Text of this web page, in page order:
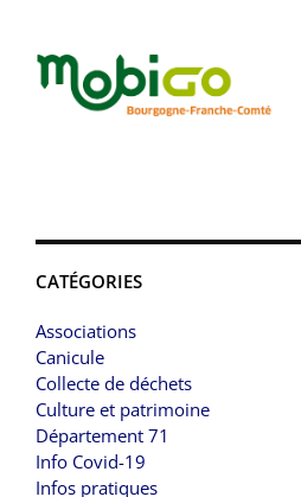
CATÉGORIES
Associations
Canicule
Collecte de déchets
Culture et patrimoine
Département 71
Info Covid-19
Infos pratiques